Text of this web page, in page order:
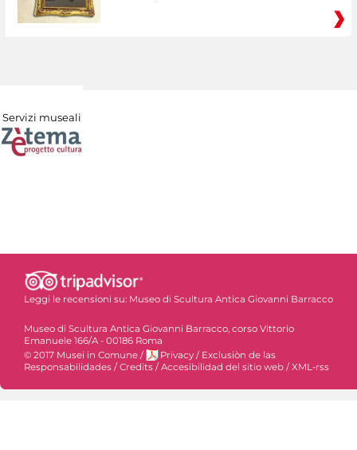
Servizi museali
Leggi le recensioni su: Museo di Scultura Antica Giovanni Barracco
Museo di Scultura Antica Giovanni Barracco, corso Vittorio
Emanuele 166/A - 00186 Roma
© 2017 Musei in Comune / Privacy / Exclusiòn de las
Responsabilidades / Credits / Accesibilidad del sitio web / XML-rss